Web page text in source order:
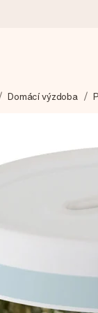
odešleme –
Google Reviews
několika kroků – s
Domácí výzdoba